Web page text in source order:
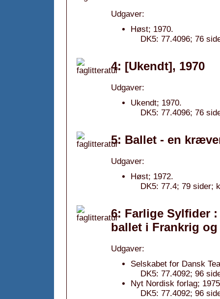
Udgaver:
Høst; 1970.
DK5: 77.4096; 76
4: [Ukendt], 1970
Udgaver:
Ukendt; 1970.
DK5: 77.4096; 76
5: Ballet - en
Udgaver:
Høst; 1972.
DK5: 77.4; 79 sider;
6: Farlige Sylfider
ballet i Frankrig og
Udgaver:
Selskabet for Dansk
DK5: 77.4092; 96
Nyt Nordisk forlag;
DK5: 77.4092; 96